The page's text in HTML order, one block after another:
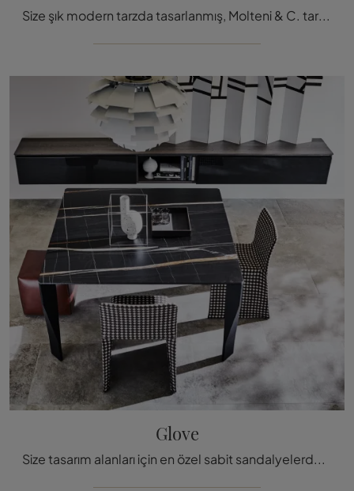
Size şık modern tarzda tasarlanmış, Molteni & C. tarafından üretilen en orijinal sabit sandalyelerden biri olan Chelsea
Glove
Size tasarım alanları için en özel sabit sandalyelerden olan Molteni & C.'nin Glove yemek sandalyesini sunuyoruz